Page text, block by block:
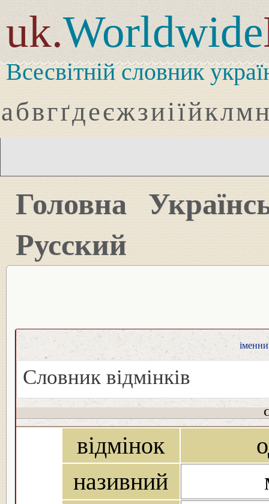
uk.Worldwide
Всесвітній словник
абвгґдеєжзиіїйклмн
Головна
Русский
Словник відмінків
відмінок
називний